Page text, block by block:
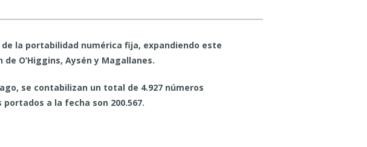
la portabilidad numérica fija, expandiendo este
O’Higgins, Aysén y Magallanes.
se contabilizan un total de 4.927 números
a la fecha son 200.567.